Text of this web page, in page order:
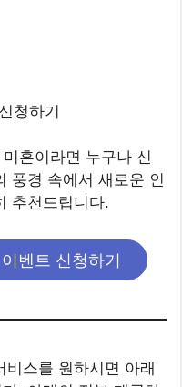
청하기
혼이라면 누구나 신
풍경 속에서 새로운 인
추천드립니다.
벤트 신청하기
비스를 원하시면 아래